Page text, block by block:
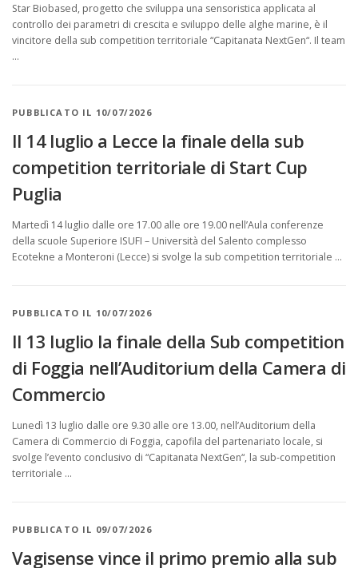
Star Biobased, progetto che sviluppa una sensoristica applicata al
controllo dei parametri di crescita e sviluppo delle alghe marine, è il
vincitore della sub competition territoriale “Capitanata NextGen“. Il team
…
PUBBLICATO IL 10/07/2026
Il 14 luglio a Lecce la finale della sub
competition territoriale di Start Cup
Puglia
Martedì 14 luglio dalle ore 17.00 alle ore 19.00 nell’Aula conferenze
della scuole Superiore ISUFI – Università del Salento complesso
Ecotekne a Monteroni (Lecce) si svolge la sub competition territoriale …
PUBBLICATO IL 10/07/2026
Il 13 luglio la finale della Sub competition
di Foggia nell’Auditorium della Camera di
Commercio
Lunedì 13 luglio dalle ore 9.30 alle ore 13.00, nell’Auditorium della
Camera di Commercio di Foggia, capofila del partenariato locale, si
svolge l’evento conclusivo di “Capitanata NextGen“, la sub-competition
territoriale …
PUBBLICATO IL 09/07/2026
Vagisense vince il primo premio alla sub